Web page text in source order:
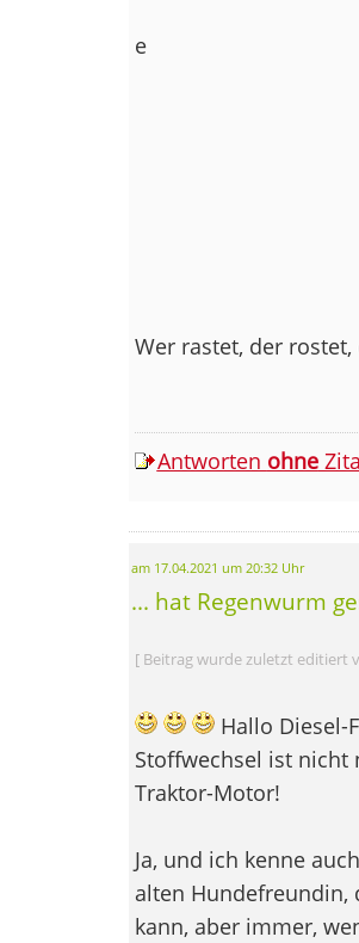
e
Wer rastet, der
Antworten ohne
am 17.04.2021 um 20:32 Uhr
... hat Regenwurm
[ Beitrag wurde zuletzt editiert
Hallo Diesel-
Stoffwechsel ist nicht
Traktor-Motor!
Ja, und ich kenne
alten Hundefreundin,
kann, aber immer,